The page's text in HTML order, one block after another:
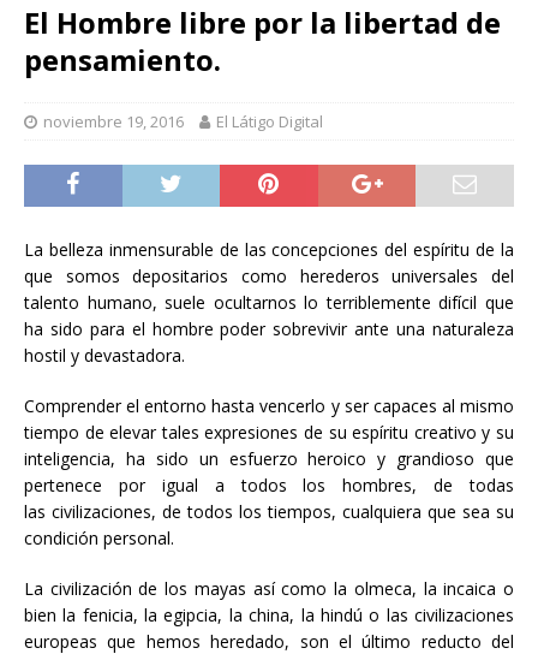
El Hombre libre por la libertad de
pensamiento.
noviembre 19, 2016 El Látigo Digital
La belleza inmensurable de las concepciones del espíritu de la
que somos depositarios como herederos universales del
talento humano, suele ocultarnos lo terriblemente difícil que
ha sido para el hombre poder sobrevivir ante una naturaleza
hostil y devastadora.
Comprender el entorno hasta vencerlo y ser capaces al mismo
tiempo de elevar tales expresiones de su espíritu creativo y su
inteligencia, ha sido un esfuerzo heroico y grandioso que
pertenece por igual a todos los hombres, de todas
las civilizaciones, de todos los tiempos, cualquiera que sea su
condición personal.
La civilización de los mayas así como la olmeca, la incaica o
bien la fenicia, la egipcia, la china, la hindú o las civilizaciones
europeas que hemos heredado, son el último reducto del